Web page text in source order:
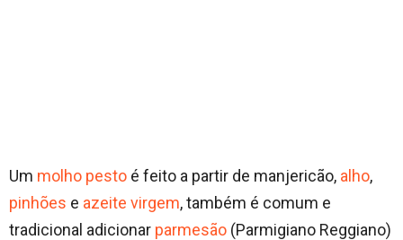
Um molho pesto é feito a partir de manjericão, alho,
pinhões e azeite virgem, também é comum e
tradicional adicionar parmesão (Parmigiano Reggiano)